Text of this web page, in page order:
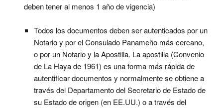
deben tener al menos 1 año de vigencia)
Todos los documentos deben ser autenticados por un
Notario y por el Consulado Panameño más cercano,
o por un Notario y la Apostilla. La apostilla (Convenio
de La Haya de 1961) es una forma más rápida de
autentificar documentos y normalmente se obtiene a
través del Departamento del Secretario de Estado de
su Estado de origen (en EE.UU.) o a través del